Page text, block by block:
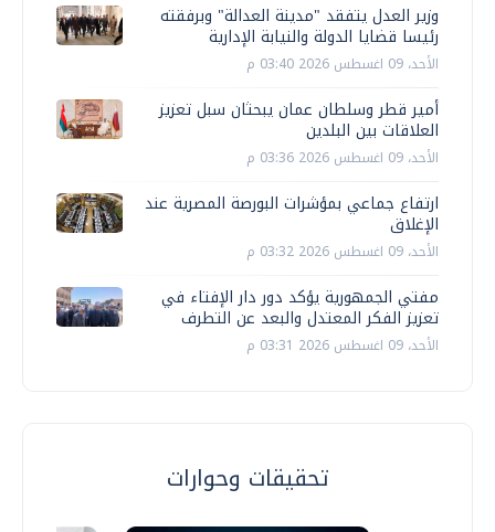
وزير العدل يتفقد "مدينة العدالة" وبرفقته
رئيسا قضايا الدولة والنيابة الإدارية
الأحد، 09 اغسطس 2026 03:40 م
أمير قطر وسلطان عمان يبحثان سبل تعزيز
العلاقات بين البلدين
الأحد، 09 اغسطس 2026 03:36 م
ارتفاع جماعي بمؤشرات البورصة المصرية عند
الإغلاق
الأحد، 09 اغسطس 2026 03:32 م
مفتي الجمهورية يؤكد دور دار الإفتاء في
تعزيز الفكر المعتدل والبعد عن التطرف
الأحد، 09 اغسطس 2026 03:31 م
تحقيقات وحوارات